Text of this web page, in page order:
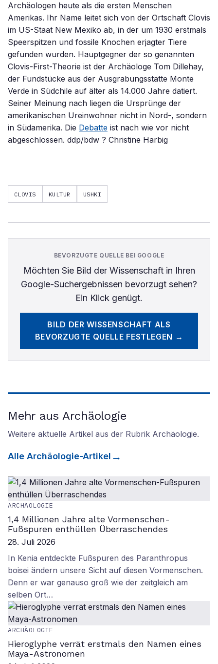
Archäologen heute als die ersten Menschen
Amerikas. Ihr Name leitet sich von der Ortschaft Clovis
im US-Staat New Mexiko ab, in der um 1930 erstmals
Speerspitzen und fossile Knochen erjagter Tiere
gefunden wurden. Hauptgegner der so genannten
Clovis-First-Theorie ist der Archäologe Tom Dillehay,
der Fundstücke aus der Ausgrabungsstätte Monte
Verde in Südchile auf älter als 14.000 Jahre datiert.
Seiner Meinung nach liegen die Ursprünge der
amerikanischen Ureinwohner nicht in Nord-, sondern
in Südamerika. Die Debatte ist nach wie vor nicht
abgeschlossen. ddp/bdw ? Christine Harbig
CLOVIS KULTUR USHKI
BEVORZUGTE QUELLE BEI GOOGLE
Möchten Sie Bild der Wissenschaftin Ihren
Google-Suchergebnissen bevorzugt sehen?
Ein Klick genügt.
BILD DER WISSENSCHAFT ALS
BEVORZUGTE QUELLE FESTLEGEN →
Mehr aus Archäologie
Weitere aktuelle Artikel aus der Rubrik Archäologie.
Alle Archäologie-Artikel
ARCHÄOLOGIE
1,4 Millionen Jahre alte Vormenschen-
Fußspuren enthüllen Überraschendes
28. Juli 2026
In Kenia entdeckte Fußspuren des Paranthropus
boisei ändern unsere Sicht auf diesen Vormenschen.
Denn er war genauso groß wie der zeitgleich am
selben Ort…
ARCHÄOLOGIE
Hieroglyphe verrät erstmals den Namen eines
Maya-Astronomen